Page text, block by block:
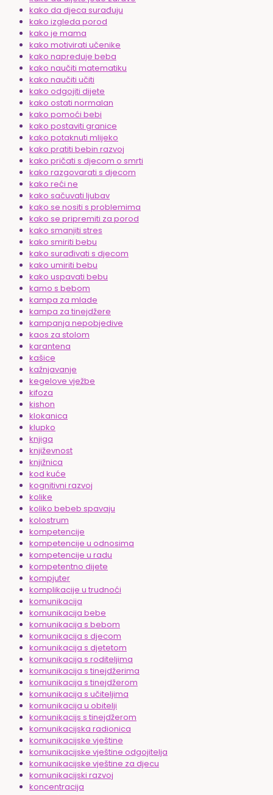
kako da djeca surađuju
kako izgleda porod
kako je mama
kako motivirati učenike
kako napreduje beba
kako naučiti matematiku
kako naučiti učiti
kako odgojiti dijete
kako ostati normalan
kako pomoći bebi
kako postaviti granice
kako potaknuti mlijeko
kako pratiti bebin razvoj
kako pričati s djecom o smrti
kako razgovarati s djecom
kako reći ne
kako sačuvati ljubav
kako se nositi s problemima
kako se pripremiti za porod
kako smanjiti stres
kako smiriti bebu
kako surađivati s djecom
kako umiriti bebu
kako uspavati bebu
kamo s bebom
kampa za mlade
kampa za tinejdžere
kampanja nepobjedive
kaos za stolom
karantena
kašice
kažnjavanje
kegelove vježbe
kifoza
kishon
klokanica
klupko
knjiga
književnost
knjižnica
kod kuće
kognitivni razvoj
kolike
koliko bebeb spavaju
kolostrum
kompetencije
kompetencije u odnosima
kompetencije u radu
kompetentno dijete
kompjuter
komplikacije u trudnoći
komunikacija
komunikacija bebe
komunikacija s bebom
komunikacija s djecom
komunikacija s djetetom
komunikacija s roditeljima
komunikacija s tinejdžerima
komunikacija s tinejdžerom
komunikacija s učiteljima
komunikacija u obitelji
komunikacijs s tinejdžerom
komunikacijska radionica
komunikacijske vještine
komunikacijske vještine odgojitelja
komunikacijske vještine za djecu
komunikacijski razvoj
koncentracija